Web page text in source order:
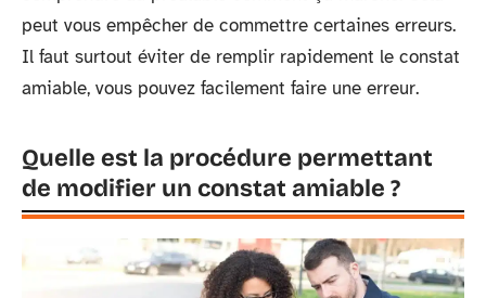
peut vous empêcher de commettre certaines erreurs.
Il faut surtout éviter de remplir rapidement le constat
amiable, vous pouvez facilement faire une erreur.
Quelle est la procédure permettant
de modifier un constat amiable ?